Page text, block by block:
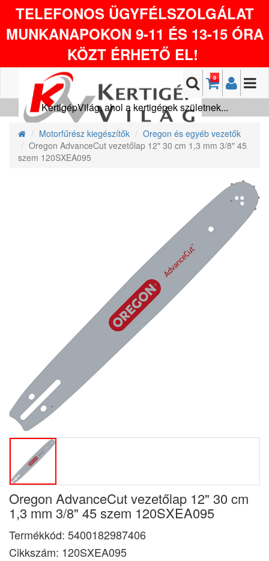
TELEFONOS ÜGYFÉLSZOLGÁLAT
MUNKANAPOKON 9-11 ÉS 13-15 ÓRA
KÖZT ÉRHETŐ EL!
0
KertigépVilág, ahol a kertigépek születnek...
Motorfűrész kiegészítők
Oregon és egyéb vezetők
Oregon AdvanceCut vezetőlap 12" 30 cm 1,3 mm 3/8" 45
szem 120SXEA095
Oregon AdvanceCut vezetőlap 12" 30 cm
1,3 mm 3/8" 45 szem 120SXEA095
Termékkód: 5400182987406
Cikkszám: 120SXEA095